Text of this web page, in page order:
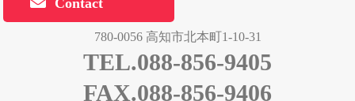
Contact
780-0056 高知市北本町1-10-31
TEL.088-856-9405
FAX.088-856-9406